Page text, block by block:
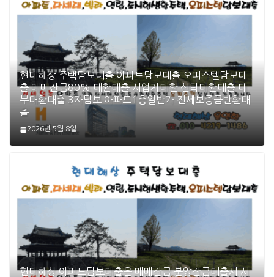
현대해상 주택담보대출 아파트담보대출 오피스텔담보대
출 매매잔금80% 대환대출 사업자대환 신탁대환대출 대
부대환대출 3자담보 아파트1층일반가 전세보증금반환대
출
2026년 5월 8일
현대해상 아파트담보대출은 매매잔금 분양잔금대출시 시